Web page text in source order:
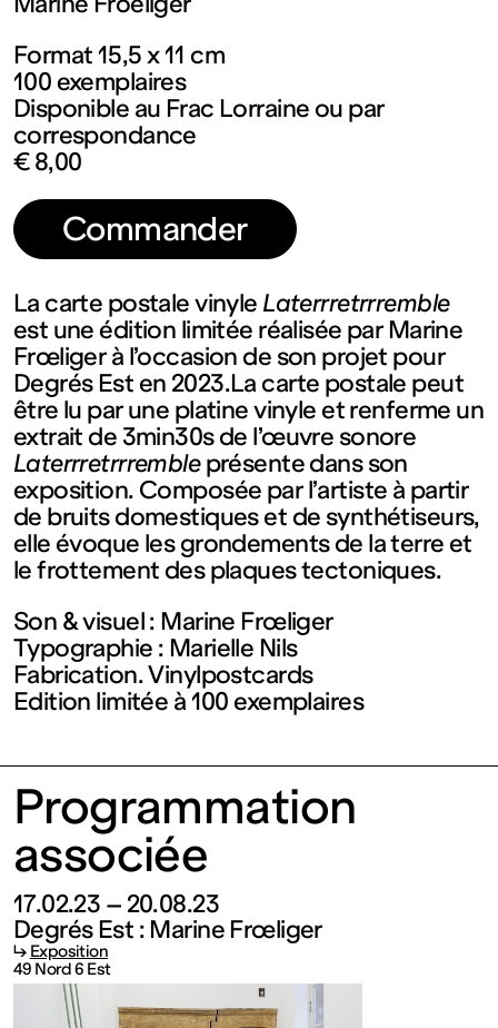
contemporain
de
Lorraine
1 bis, rue
des
Trinitaires
57000
Metz
Fermé
Entrée
gratuite
Mar – Ven
: 14h – 18h
Sam – Dim
: 11h – 19h
Format 15,5 x 11 cm
100 exemplaires
Disponible au Frac Lorraine ou par
correspondance
€ 8,00
Commander
La carte postale vinyle Laterrretrrremble
est une édition limitée réalisée par Marine
Frœliger à l’occasion de son projet pour
Degrés Est en 2023.La carte postale peut
être lu par une platine vinyle et renferme un
extrait de 3min30s de l’œuvre sonore
Laterrretrrrembleprésente dans son
exposition. Composée par l’artiste à partir
de bruits domestiques et de synthétiseurs,
elle évoque les grondements de la terre et
le frottement des plaques tectoniques.
Son & visuel : Marine Frœliger
Typographie : Marielle Nils
Fabrication. Vinylpostcards
Edition limitée à 100 exemplaires
Programmation
associée
17.02.23 – 20.08.23
Degrés Est : Marine Frœliger
↳ Exposition
49 Nord 6 Est